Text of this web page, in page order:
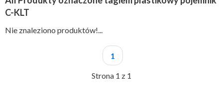
C-KLT
Nie znaleziono produktów!...
Strona 1 z 1
1